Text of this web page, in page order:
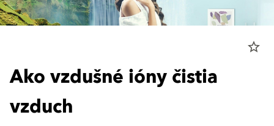
star_border
Ako vzdušné ióny čistia
vzduch